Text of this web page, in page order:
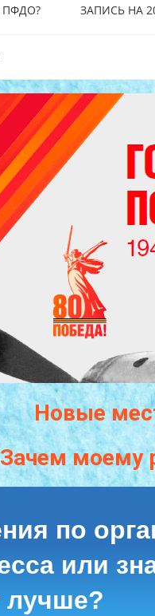
ПФДО? ЗАПИСЬ НА
Новые
Зачем моему
по
или
лучше?